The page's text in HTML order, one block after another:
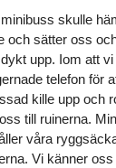
skulle
och sätter oss
upp. Iom att
telefon för
kille upp och
till ruinerna.
våra
Vi känner